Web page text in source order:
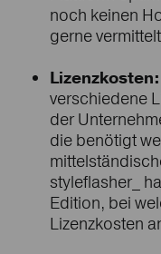
noch keinen
gerne
Lizenzkosten:
verschiedene
der
die benötigt
styleflasher_
Edition, bei
Lizenzkosten